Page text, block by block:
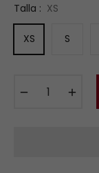
Talla : XS
XS S